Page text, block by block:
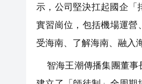
示，公司堅決扛起國企「
實習崗位，包括機場運營
受海南、了解海南、融入
智海王潮傳播集團董事